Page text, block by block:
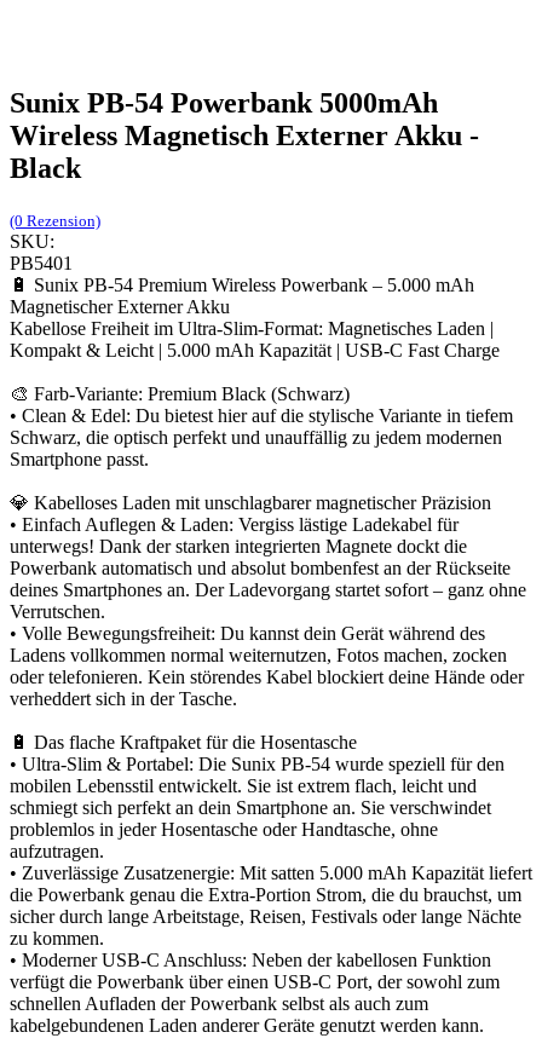
Sunix PB-54 Powerbank 5000mAh
Wireless Magnetisch Externer Akku -
Black
(0 Rezension)
SKU:
PB5401
🔋 Sunix PB-54 Premium Wireless Powerbank – 5.000 mAh
Magnetischer Externer Akku
Kabellose Freiheit im Ultra-Slim-Format: Magnetisches Laden |
Kompakt & Leicht | 5.000 mAh Kapazität | USB-C Fast Charge
🎨 Farb-Variante: Premium Black (Schwarz)
• Clean & Edel: Du bietest hier auf die stylische Variante in tiefem
Schwarz, die optisch perfekt und unauffällig zu jedem modernen
Smartphone passt.
💎 Kabelloses Laden mit unschlagbarer magnetischer Präzision
• Einfach Auflegen & Laden: Vergiss lästige Ladekabel für
unterwegs! Dank der starken integrierten Magnete dockt die
Powerbank automatisch und absolut bombenfest an der Rückseite
deines Smartphones an. Der Ladevorgang startet sofort – ganz ohne
Verrutschen.
• Volle Bewegungsfreiheit: Du kannst dein Gerät während des
Ladens vollkommen normal weiternutzen, Fotos machen, zocken
oder telefonieren. Kein störendes Kabel blockiert deine Hände oder
verheddert sich in der Tasche.
🔋 Das flache Kraftpaket für die Hosentasche
• Ultra-Slim & Portabel: Die Sunix PB-54 wurde speziell für den
mobilen Lebensstil entwickelt. Sie ist extrem flach, leicht und
schmiegt sich perfekt an dein Smartphone an. Sie verschwindet
problemlos in jeder Hosentasche oder Handtasche, ohne
aufzutragen.
• Zuverlässige Zusatzenergie: Mit satten 5.000 mAh Kapazität liefert
die Powerbank genau die Extra-Portion Strom, die du brauchst, um
sicher durch lange Arbeitstage, Reisen, Festivals oder lange Nächte
zu kommen.
• Moderner USB-C Anschluss: Neben der kabellosen Funktion
verfügt die Powerbank über einen USB-C Port, der sowohl zum
schnellen Aufladen der Powerbank selbst als auch zum
kabelgebundenen Laden anderer Geräte genutzt werden kann.